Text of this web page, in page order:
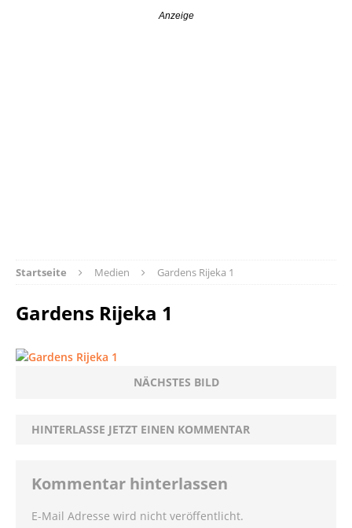
Startseite Medien Gardens Rijeka 1
Gardens Rijeka 1
NÄCHSTES BILD
HINTERLASSE JETZT EINEN KOMMENTAR
Kommentar hinterlassen
E-Mail Adresse wird nicht veröffentlicht.